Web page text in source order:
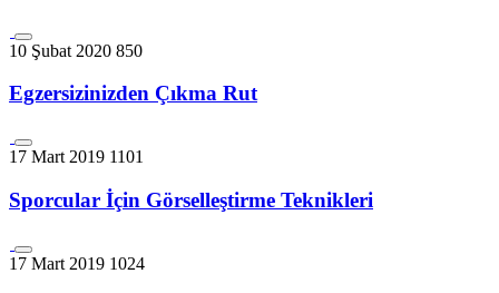
10 Şubat 2020 850
Egzersizinizden Çıkma Rut
17 Mart 2019 1101
Sporcular İçin Görselleştirme Teknikleri
17 Mart 2019 1024